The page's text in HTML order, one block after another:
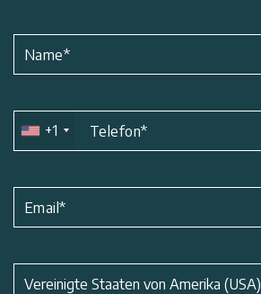
Name*
+1 Telefon*
Email*
Vereinigte Staaten von Amerika (USA)